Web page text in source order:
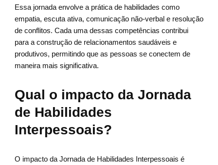
Essa jornada envolve a prática de habilidades como
empatia, escuta ativa, comunicação não-verbal e resolução
de conflitos. Cada uma dessas competências contribui
para a construção de relacionamentos saudáveis e
produtivos, permitindo que as pessoas se conectem de
maneira mais significativa.
Qual o impacto da Jornada
de Habilidades
Interpessoais?
O impacto da Jornada de Habilidades Interpessoais é